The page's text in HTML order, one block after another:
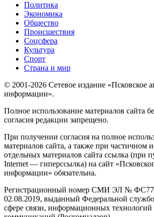
Политика
Экономика
Общество
Происшествия
Соцсфера
Культура
Спорт
Страна и мир
© 2001-2026 Сетевое издание «Псковское
информации».
Полное использование материалов сайта
согласия редакции запрещено.
При получении согласия на полное
материалов сайта, а также при частичном
отдельных материалов сайта ссылка (при
Internet — гиперссылка) на сайт
информации» обязательна.
Регистрационный номер СМИ ЭЛ №
02.08.2019, выданный Федеральной
сфере связи, информационных